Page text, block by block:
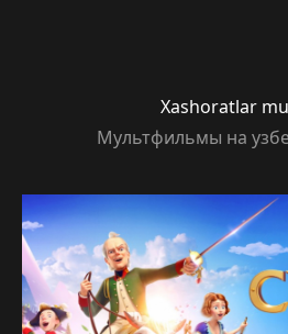
Xashoratlar
Мультфильмы на